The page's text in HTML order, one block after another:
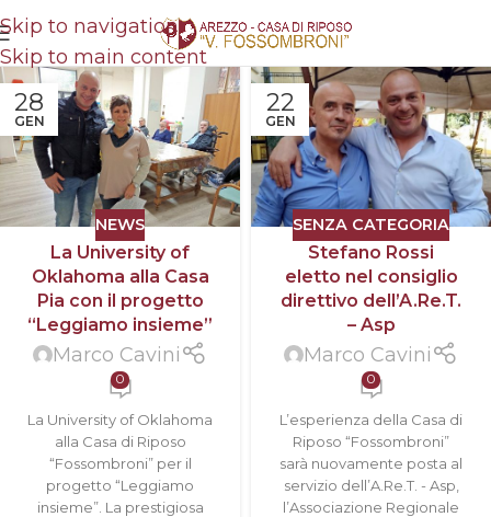
Skip to navigation
Skip to main content
28
GEN
NEWS
La University of
Oklahoma alla Casa
Pia con il progetto
“Leggiamo insieme”
Marco Cavini
0
La University of Oklahoma
alla Casa di Riposo
“Fossombroni” per il
progetto “Leggiamo
insieme”. La prestigiosa
22
GEN
SENZA CATEGORIA
Stefano Rossi
eletto nel consiglio
direttivo dell’A.Re.T.
– Asp
Marco Cavini
0
L’esperienza della Casa di
Riposo “Fossombroni”
sarà nuovamente posta al
servizio dell’A.Re.T. - Asp,
l’Associazione Regionale